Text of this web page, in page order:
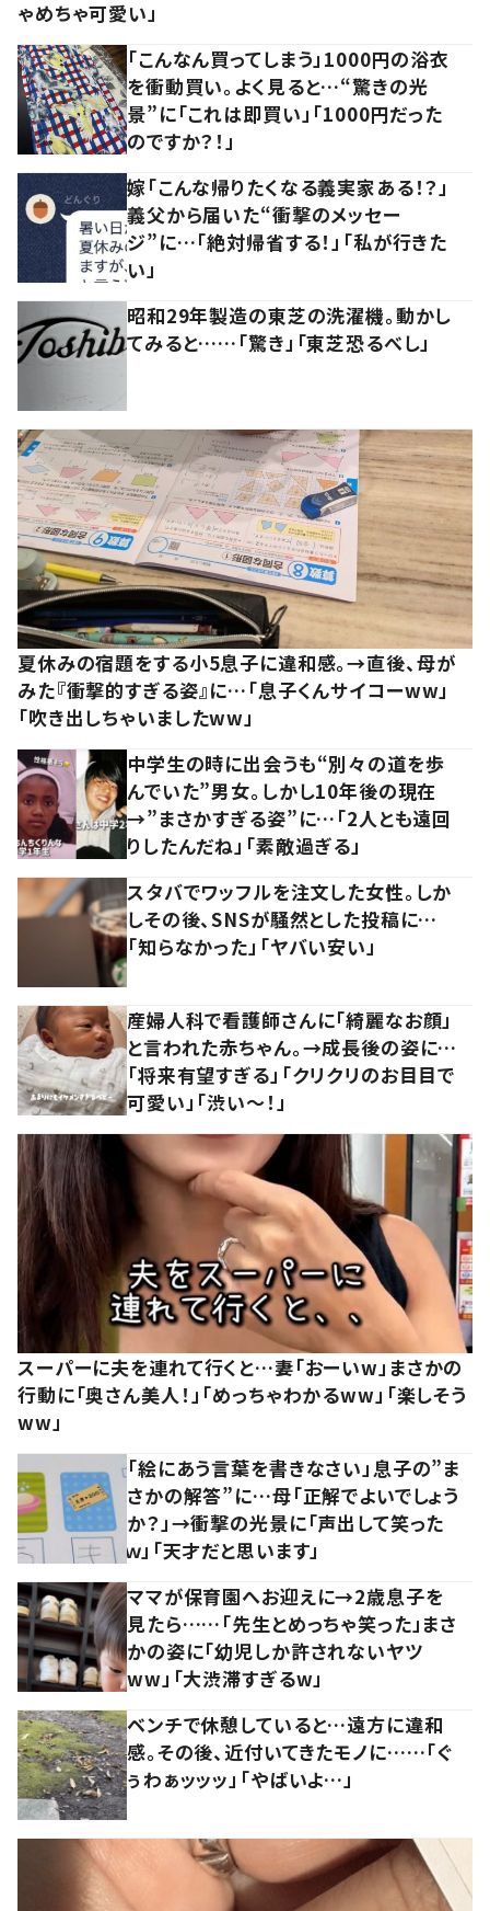
ゃめちゃ可愛い」
「こんなん買ってしまう」1000円の浴衣
を衝動買い。よく見ると…“驚きの光
景”に「これは即買い」「1000円だった
のですか？！」
嫁「こんな帰りたくなる義実家ある！？」
義父から届いた“衝撃のメッセー
ジ”に…「絶対帰省する！」「私が行きた
い」
昭和29年製造の東芝の洗濯機。動かし
てみると……「驚き」「東芝恐るべし」
夏休みの宿題をする小5息子に違和感。→直後、母が
みた『衝撃的すぎる姿』に…「息子くんサイコーww」
「吹き出しちゃいましたww」
中学生の時に出会うも“別々の道を歩
んでいた”男女。しかし10年後の現在
→”まさかすぎる姿”に…「2人とも遠回
りしたんだね」「素敵過ぎる」
スタバでワッフルを注文した女性。しか
しその後、SNSが騒然とした投稿に…
「知らなかった」「ヤバい安い」
産婦人科で看護師さんに「綺麗なお顔」
と言われた赤ちゃん。→成長後の姿に…
「将来有望すぎる」「クリクリのお目目で
可愛い」「渋い～！」
スーパーに夫を連れて行くと…妻「おーいw」まさかの
行動に「奥さん美人！」「めっちゃわかるww」「楽しそう
ww」
「絵にあう言葉を書きなさい」息子の”ま
さかの解答”に…母「正解でよいでしょう
か？」→衝撃の光景に「声出して笑った
ｗ」「天才だと思います」
ママが保育園へお迎えに→2歳息子を
見たら……「先生とめっちゃ笑った」まさ
かの姿に「幼児しか許されないヤツ
ww」「大渋滞すぎるw」
ベンチで休憩していると…遠方に違和
感。その後、近付いてきたモノに……「ぐ
ぅわぁッッッ」「やばいよ…」